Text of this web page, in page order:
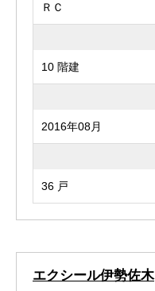
ＲＣ
10 階建
2016年08月
36 戸
エクシール伊勢佐木